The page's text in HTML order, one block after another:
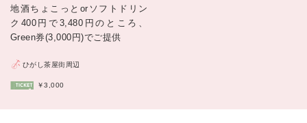
地酒ちょこっとorソフトドリン
ク400円で3,480円のところ、
Green券(3,000円)でご提供
ひがし茶屋街周辺
￥3,000